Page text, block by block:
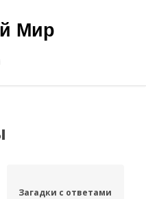
Мир
Загадки с ответами